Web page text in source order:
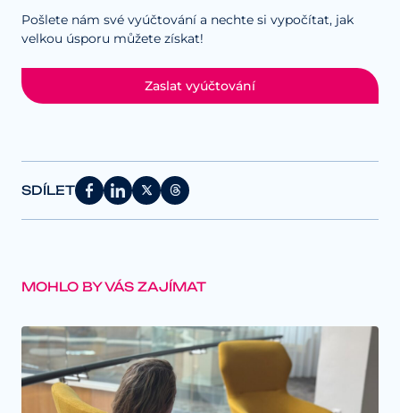
Pošlete nám své vyúčtování a nechte si vypočítat, jak
velkou úsporu můžete získat!
Zaslat vyúčtování
SDÍLET
MOHLO BY VÁS ZAJÍMAT